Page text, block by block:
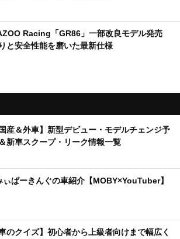
Racing「GR86」一部改良モデル発売
と安全性能を磨いた最新仕様
国産＆外車】新型デビュー・モデルチェンジ予
新車スクープ・リーク情報一覧
ぃぱーきんぐの車紹介【MOBY×YouTuber】
車のクイズ】初心者から上級者向けまで幅広く